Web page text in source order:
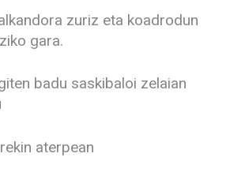
zuriz eta koadrodun
gara.
badu saskibaloi zelaian
aterpean